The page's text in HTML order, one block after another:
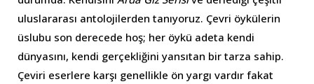
uluslararası antolojilerden tanıyoruz. Çevri öykülerin
üslubu son derecede hoş; her öykü adeta kendi
dünyasını, kendi gerçekliğini yansıtan bir tarza sahip.
Çeviri eserlere karşı genellikle ön yargı vardır fakat